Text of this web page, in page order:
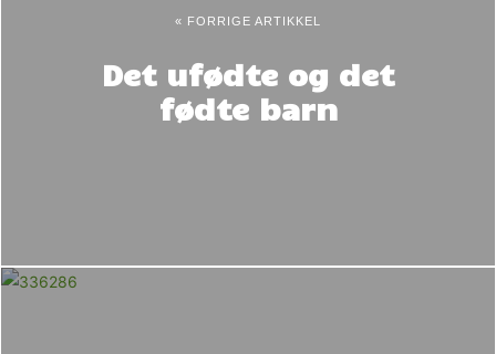
« FORRIGE ARTIKKEL
Det ufødte og det
fødte barn